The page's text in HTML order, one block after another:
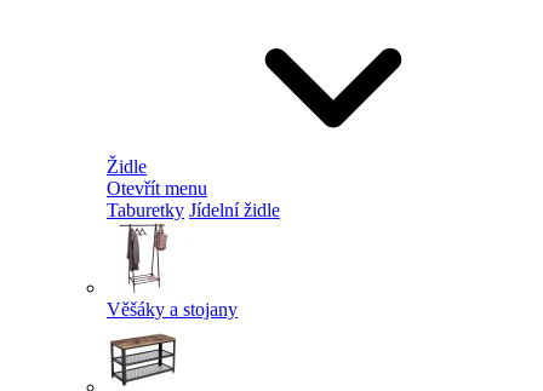
Židle
Otevřít menu
Taburetky Jídelní židle
Věšáky a stojany